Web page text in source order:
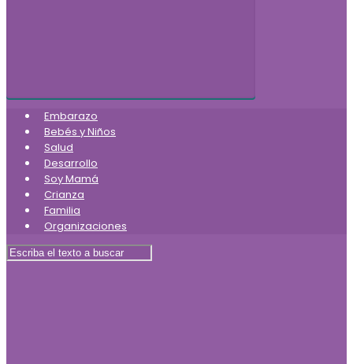
Embarazo
Bebés y Niños
Salud
Desarrollo
Soy Mamá
Crianza
Familia
Organizaciones